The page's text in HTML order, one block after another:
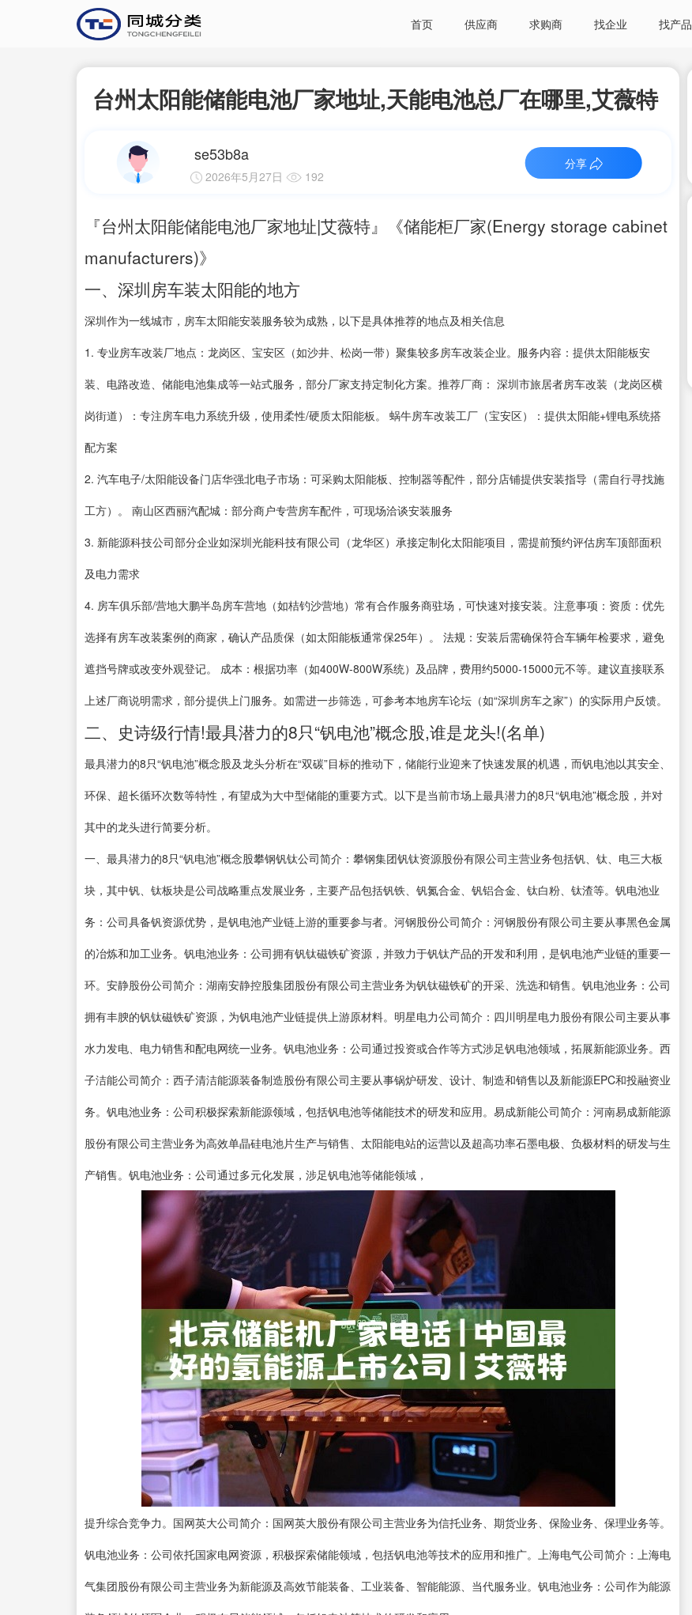
首页 供应商 求购商 找企业 找产品
台州太阳能储能电池厂家地址,天能电池总厂在哪里,艾薇特
se53b8a
2026年5月27日 192
分享
『台州太阳能储能电池厂家地址|艾薇特』《储能柜厂家(Energy storage cabinet
manufacturers)》
一、深圳房车装太阳能的地方
深圳作为一线城市，房车太阳能安装服务较为成熟，以下是具体推荐的地点及相关信息
1. 专业房车改装厂地点：龙岗区、宝安区（如沙井、松岗一带）聚集较多房车改装企业。服务内容：提供太阳能板安
装、电路改造、储能电池集成等一站式服务，部分厂家支持定制化方案。推荐厂商： 深圳市旅居者房车改装（龙岗区横
岗街道）：专注房车电力系统升级，使用柔性/硬质太阳能板。 蜗牛房车改装工厂（宝安区）：提供太阳能+锂电系统搭
配方案
2. 汽车电子/太阳能设备门店华强北电子市场：可采购太阳能板、控制器等配件，部分店铺提供安装指导（需自行寻找施
工方）。 南山区西丽汽配城：部分商户专营房车配件，可现场洽谈安装服务
3. 新能源科技公司部分企业如深圳光能科技有限公司（龙华区）承接定制化太阳能项目，需提前预约评估房车顶部面积
及电力需求
4. 房车俱乐部/营地大鹏半岛房车营地（如桔钓沙营地）常有合作服务商驻场，可快速对接安装。注意事项：资质：优先
选择有房车改装案例的商家，确认产品质保（如太阳能板通常保25年）。 法规：安装后需确保符合车辆年检要求，避免
遮挡号牌或改变外观登记。 成本：根据功率（如400W-800W系统）及品牌，费用约5000-15000元不等。建议直接联系
上述厂商说明需求，部分提供上门服务。如需进一步筛选，可参考本地房车论坛（如“深圳房车之家”）的实际用户反馈。
二、史诗级行情!最具潜力的8只“钒电池”概念股,谁是龙头!(名单)
最具潜力的8只“钒电池”概念股及龙头分析在“双碳”目标的推动下，储能行业迎来了快速发展的机遇，而钒电池以其安全、
环保、超长循环次数等特性，有望成为大中型储能的重要方式。以下是当前市场上最具潜力的8只“钒电池”概念股，并对
其中的龙头进行简要分析。
一、最具潜力的8只“钒电池”概念股攀钢钒钛公司简介：攀钢集团钒钛资源股份有限公司主营业务包括钒、钛、电三大板
块，其中钒、钛板块是公司战略重点发展业务，主要产品包括钒铁、钒氮合金、钒铝合金、钛白粉、钛渣等。钒电池业
务：公司具备钒资源优势，是钒电池产业链上游的重要参与者。河钢股份公司简介：河钢股份有限公司主要从事黑色金属
的冶炼和加工业务。钒电池业务：公司拥有钒钛磁铁矿资源，并致力于钒钛产品的开发和利用，是钒电池产业链的重要一
环。安静股份公司简介：湖南安静控股集团股份有限公司主营业务为钒钛磁铁矿的开采、洗选和销售。钒电池业务：公司
拥有丰腴的钒钛磁铁矿资源，为钒电池产业链提供上游原材料。明星电力公司简介：四川明星电力股份有限公司主要从事
水力发电、电力销售和配电网统一业务。钒电池业务：公司通过投资或合作等方式涉足钒电池领域，拓展新能源业务。西
子洁能公司简介：西子清洁能源装备制造股份有限公司主要从事锅炉研发、设计、制造和销售以及新能源EPC和投融资业
务。钒电池业务：公司积极探索新能源领域，包括钒电池等储能技术的研发和应用。易成新能公司简介：河南易成新能源
股份有限公司主营业务为高效单晶硅电池片生产与销售、太阳能电站的运营以及超高功率石墨电极、负极材料的研发与生
产销售。钒电池业务：公司通过多元化发展，涉足钒电池等储能领域，
提升综合竞争力。国网英大公司简介：国网英大股份有限公司主营业务为信托业务、期货业务、保险业务、保理业务等。
钒电池业务：公司依托国家电网资源，积极探索储能领域，包括钒电池等技术的应用和推广。上海电气公司简介：上海电
气集团股份有限公司主营业务为新能源及高效节能装备、工业装备、智能能源、当代服务业。钒电池业务：公司作为能源